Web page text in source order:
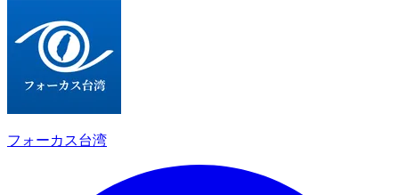
フォーカス台湾